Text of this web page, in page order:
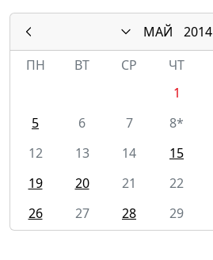
МАЙ
2014
ПН
ВТ СР ЧТ
1
5
6 7 8*
12
13 14 15
19
20 21 22
26
27 28 29